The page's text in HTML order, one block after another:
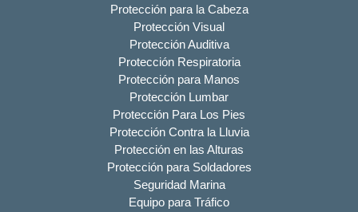
Protección para la Cabeza
Protección Visual
Protección Auditiva
Protección Respiratoria
Protección para Manos
Protección Lumbar
Protección Para Los Pies
Protección Contra la Lluvia
Protección en las Alturas
Protección para Soldadores
Seguridad Marina
Equipo para Tráfico